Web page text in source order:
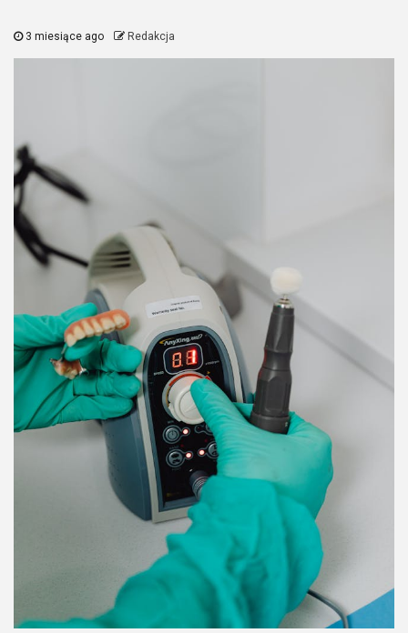
3 miesiące ago Redakcja